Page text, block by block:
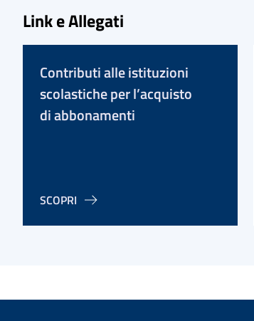
Link e Allegati
Contributi alle istituzioni
scolastiche per l’acquisto
di abbonamenti
SCOPRI